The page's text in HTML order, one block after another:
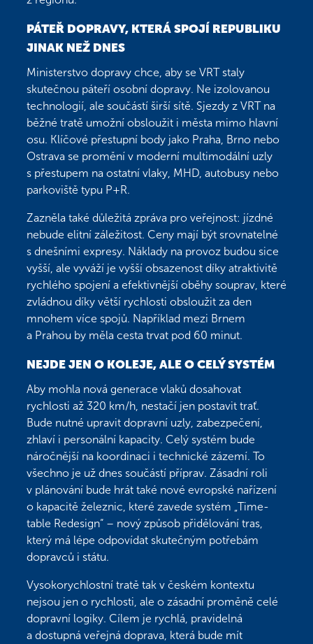
PÁTEŘ DOPRAVY, KTERÁ SPOJÍ REPUBLIKU
JINAK NEŽ DNES
Ministerstvo dopravy chce, aby se VRT staly
skutečnou páteří osobní dopravy. Ne izolovanou
technologií, ale součástí širší sítě. Sjezdy z VRT na
běžné tratě umožní obsloužit i města mimo hlavní
osu. Klíčové přestupní body jako Praha, Brno nebo
Ostrava se promění v moderní multimodální uzly
s přestupem na ostatní vlaky, MHD, autobusy nebo
parkoviště typu P+R.
Zazněla také důležitá zpráva pro veřejnost: jízdné
nebude elitní záležitost. Ceny mají být srovnatelné
s dnešními expresy. Náklady na provoz budou sice
vyšší, ale vyváží je vyšší obsazenost díky atraktivitě
rychlého spojení a efektivnější oběhy souprav, které
zvládnou díky větší rychlosti obsloužit za den
mnohem více spojů. Například mezi Brnem
a Prahou by měla cesta trvat pod 60 minut.
NEJDE JEN O KOLEJE, ALE O CELÝ SYSTÉM
Aby mohla nová generace vlaků dosahovat
rychlosti až 320 km/h, nestačí jen postavit trať.
Bude nutné upravit dopravní uzly, zabezpečení,
zhlaví i personální kapacity. Celý systém bude
náročnější na koordinaci i technické zázemí. To
všechno je už dnes součástí příprav. Zásadní roli
v plánování bude hrát také nové evropské nařízení
o kapacitě železnic, které zavede systém „Time-
table Redesign“ – nový způsob přidělování tras,
který má lépe odpovídat skutečným potřebám
dopravců i státu.
Vysokorychlostní tratě tak v českém kontextu
nejsou jen o rychlosti, ale o zásadní proměně celé
dopravní logiky. Cílem je rychlá, pravidelná
a dostupná veřejná doprava, která bude mít